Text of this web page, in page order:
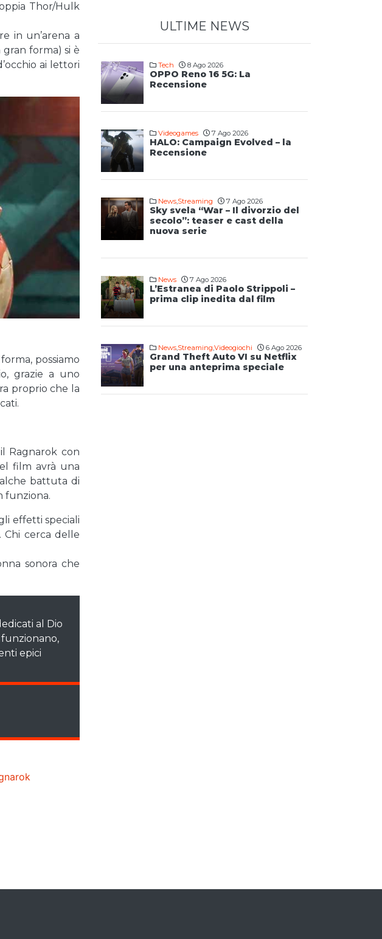
Thor/Hulk
in un’arena a
forma) si è
ai lettori
possiamo
grazie a uno
proprio che la
Ragnarok con
film avrà una
battuta di
funziona.
effetti speciali
cerca delle
sonora che
al Dio
epici
ULTIME NEWS
Tech 8 Ago 2026
OPPO Reno 16 5G: La
Recensione
Videogames 7 Ago 2026
HALO: Campaign Evolved – la
Recensione
News,Streaming 7 Ago 2026
Sky svela “War – Il divorzio del
secolo”: teaser e cast della
nuova serie
News 7 Ago 2026
L’Estranea di Paolo Strippoli –
prima clip inedita dal film
News,Streaming,Videogiochi 6 Ago 2026
Grand Theft Auto VI su Netflix
per una anteprima speciale